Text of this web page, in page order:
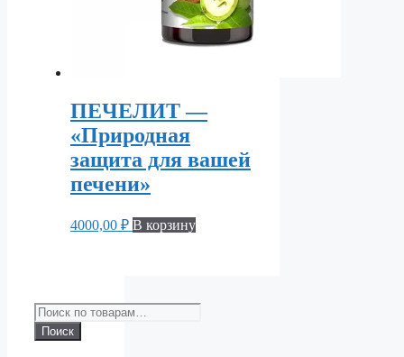
ПЕЧЕЛИТ —
«Природная
защита для вашей
печени»
4000,00 ₽ В корзину
Искать:
Поиск